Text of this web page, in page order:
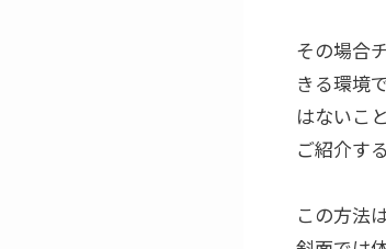
その場合
きる環境
はないこ
ご紹介す
この方法